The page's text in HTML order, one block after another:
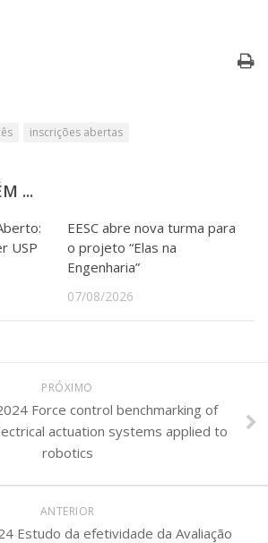
inscrições abertas
...
USP
EESC abre nova turma para
o projeto “Elas na
Engenharia”
07/08/2026
PRÓXIMO
Force control benchmarking of
actuation systems applied to
robotics
ANTERIOR
Estudo da efetividade da Avaliação